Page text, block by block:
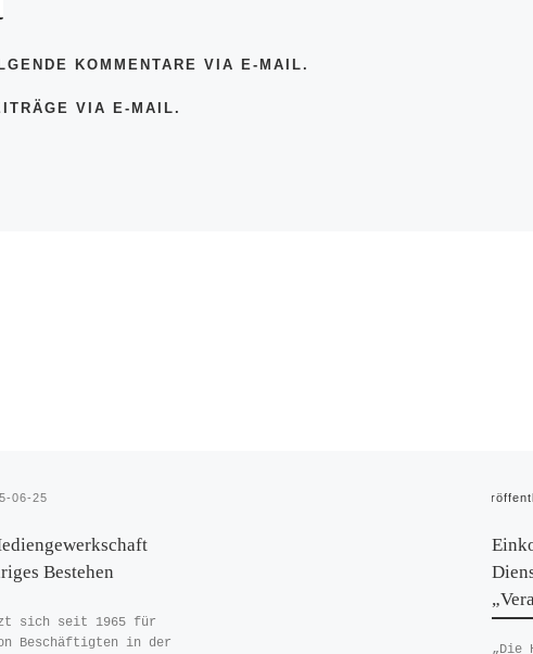
KOMMENTARE VIA E-MAIL.
VIA E-MAIL.
06-25
Bestehen
sich seit 1965 für
Beschäftigten in der
„Die